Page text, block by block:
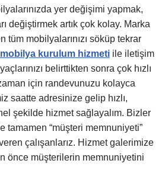
yer değişimi yapmak,
değiştirmek artık çok kolay. Marka
tüm mobilyalarınızı söküp tekrar
kurulum hizmeti ile iletişim
belirttikten sonra çok hızlı
için randevunuzu kolayca
saatte adresinize gelip hızlı,
şekilde hizmet sağlayalım. Bizler
tamamen “müşteri memnuniyeti”
çalışanlarız. Hizmet galerimize
önce müşterilerin memnuniyetini